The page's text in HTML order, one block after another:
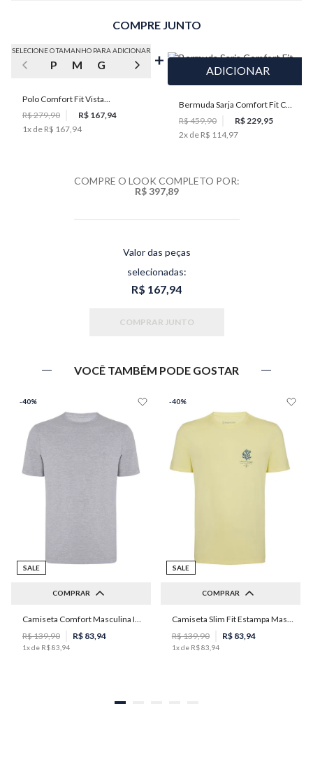
COMPRE JUNTO
SELECIONE O TAMANHO PARA ADICIONAR
P M G GG XGG
Polo Comfort Fit Vista
Embutida Masculina Individual
R$ 279,90
R$ 167,94
1x de R$ 167,94
ADICIONAR
Bermuda Sarja Comfort Fit Cós
de Elástico Masculina
Individual
R$ 459,90
R$ 229,95
2x de R$ 114,97
COMPRE O LOOK COMPLETO POR:
R$ 397,89
Valor das peças
selecionadas:
R$ 167,94
COMPRAR JUNTO
VOCÊ TAMBÉM PODE GOSTAR
-40%
SALE
COMPRAR
P M G GG
R$139,90 R$ 83, 94
1x de R$83 94
-40%
SALE
COMPRAR
PP P M
R$139,90 R$ 83, 94
1x de R$83 94